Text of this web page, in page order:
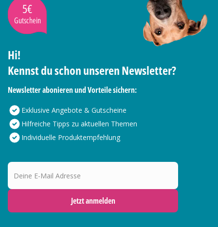
5€
Gutschein
Hi!
Kennst du schon unseren Newsletter?
Newsletter abonieren und Vorteile sichern:
Exklusive Angebote & Gutscheine
Hilfreiche Tipps zu aktuellen Themen
Individuelle Produktempfehlung
Deine E-Mail Adresse
Jetzt anmelden